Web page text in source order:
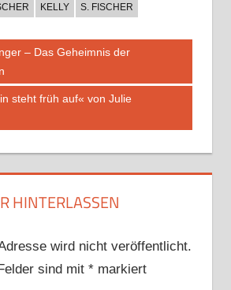
KELLY S. FISCHER
– Das Geheimnis der
steht früh auf« von Julie
HINTERLASSEN
wird nicht veröffentlicht.
sind mit *markiert